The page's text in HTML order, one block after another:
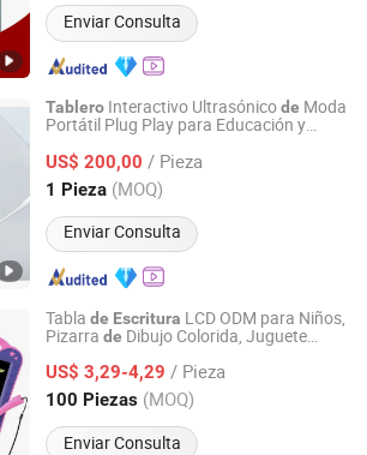
Enviar Consulta
Tablero Interactivo Ultrasónicode Moda
Portátil Plug Play para Educación y
US$ 200,00 / Pieza
1 Pieza (MOQ)
Enviar Consulta
Tabla de Escritura LCD ODM para Niños,
Pizarra de Dibujo Colorida, Juguete
US$ 3,29-4,29 / Pieza
100 Piezas (MOQ)
Enviar Consulta
Co., Ltd.
Desde 2015